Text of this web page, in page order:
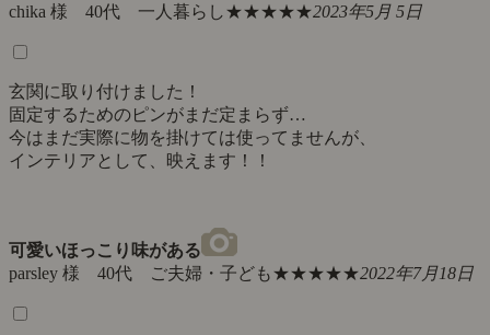
chika 様 40代 一人暮らし★★★★★2023年5月 5日
玄関に取り付けました！
固定するためのピンがまだ定まらず…
今はまだ実際に物を掛けては使ってませんが、
インテリアとして、映えます！！
可愛いほっこり味がある
parsley 様 40代 ご夫婦・子ども★★★★★2022年7月18日